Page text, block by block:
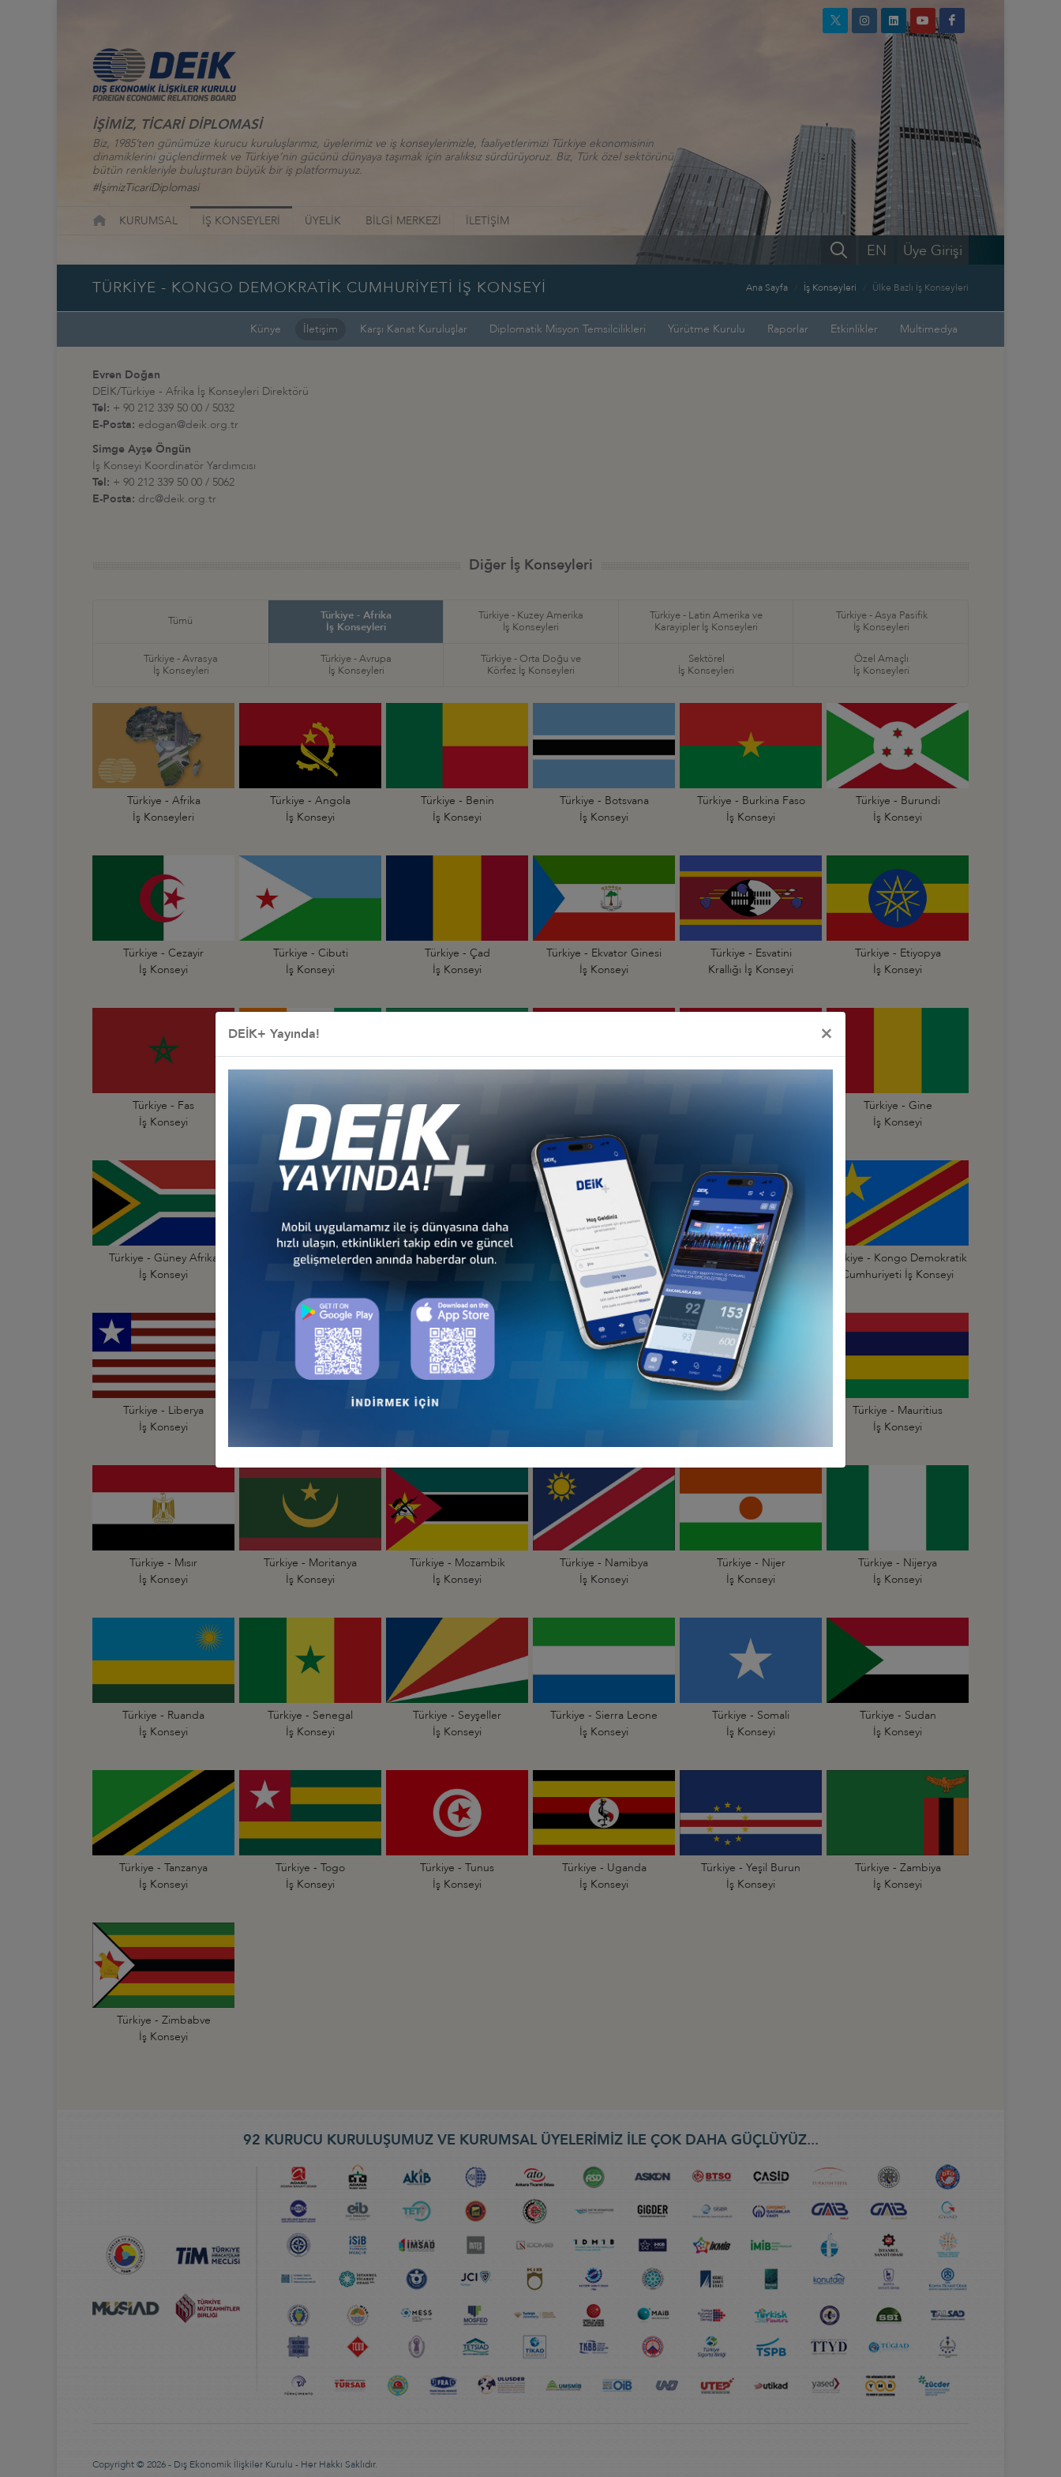
İŞİMİZ, TİCARİ DİPLOMASİ
Biz, 1985’ten günümüze kurucu kuruluşlarımız, üyelerimiz ve iş konseylerimizle, faaliyetlerimizi Türkiye ekonomisinin
dinamiklerini güçlendirmek ve Türkiye’nin gücünü dünyaya taşımak için aralıksız sürdürüyoruz. Biz, Türk özel sektörünü
bütün renkleriyle buluşturan büyük bir iş platformuyuz.
#İşimizTicariDiplomasi
KURUMSAL İŞ KONSEYLERİ ÜYELİK BİLGİ MERKEZİ İLETİŞİM
Üye Girişi
EN
TÜRKİYE - KONGO DEMOKRATİK CUMHURİYETİ İŞ KONSEYİ Ana Sayfa İş Konseyleri Ülke Bazlı İş Konseyleri
Künye İletişim Karşı Kanat Kuruluşlar Diplomatik Misyon Temsilcilikleri Yürütme Kurulu Raporlar Etkinlikler Multimedya
Evren Doğan
DEİK/Türkiye - Afrika İş Konseyleri Direktörü
Tel: + 90 212 339 50 00 / 5032
E-Posta: edogan@deik.org.tr
Simge Ayşe Öngün
İş Konseyi Koordinatör Yardımcısı
Tel: + 90 212 339 50 00 / 5062
E-Posta: drc@deik.org.tr
Diğer İş Konseyleri
Tümü
Türkiye - Afrika
İş Konseyleri
Türkiye - Kuzey Amerika
İş Konseyleri
Türkiye - Latin Amerika ve
Karayipler İş Konseyleri
Türkiye - Asya Pasifik
İş Konseyleri
Türkiye - Avrasya
İş Konseyleri
Türkiye - Avrupa
İş Konseyleri
Türkiye - Orta Doğu ve
Körfez İş Konseyleri
Sektörel
İş Konseyleri
Özel Amaçlı
İş Konseyleri
Türkiye - Afrika
İş Konseyleri
Türkiye - Angola
İş Konseyi
Türkiye - Benin
İş Konseyi
Türkiye - Botsvana
İş Konseyi
Türkiye - Burkina Faso
İş Konseyi
Türkiye - Burundi
İş Konseyi
Türkiye - Cezayir
İş Konseyi
Türkiye - Cibuti
İş Konseyi
Türkiye - Çad
İş Konseyi
Türkiye - Ekvator Ginesi
İş Konseyi
Türkiye - Esvatini
Krallığı İş Konseyi
Türkiye - Etiyopya
İş Konseyi
Türkiye - Fas
İş Konseyi
Türkiye - Fildişi Sahili
İş Konseyi
Türkiye - Gabon
İş Konseyi
Türkiye - Gine
İş Konseyi
Türkiye - Güney Afrika
İş Konseyi
Türkiye - Güney Sudan
Türkiye - Kamerun
Türkiye - Kenya
İş Konseyi
Türkiye - Kongo
Cumhuriyeti İş Konseyi
Türkiye - Kongo Demokratik
Cumhuriyeti İş Konseyi
Türkiye - Liberya
İş Konseyi
Türkiye - Madagaskar
Türkiye - Mauritius
İş Konseyi
Türkiye - Mısır
İş Konseyi
Türkiye - Moritanya
İş Konseyi
Türkiye - Mozambik
İş Konseyi
Türkiye - Namibya
İş Konseyi
Türkiye - Nijer
İş Konseyi
Türkiye - Nijerya
İş Konseyi
Türkiye - Ruanda
İş Konseyi
Türkiye - Senegal
İş Konseyi
Türkiye - Seyşeller
İş Konseyi
Türkiye - Sierra Leone
İş Konseyi
Türkiye - Somali
İş Konseyi
Türkiye - Sudan
İş Konseyi
Türkiye - Tanzanya
İş Konseyi
Türkiye - Togo
İş Konseyi
Türkiye - Tunus
İş Konseyi
Türkiye - Uganda
İş Konseyi
Türkiye - Yeşil Burun
İş Konseyi
Türkiye - Zambiya
İş Konseyi
Türkiye - Zimbabve
İş Konseyi
92 KURUCU KURULUŞUMUZ VE KURUMSAL ÜYELERİMİZ İLE ÇOK DAHA GÜÇLÜYÜZ...
Copyright © 2026 - Dış Ekonomik İlişkiler Kurulu - Her Hakkı Saklıdır.
DEİK+ Yayında! ×